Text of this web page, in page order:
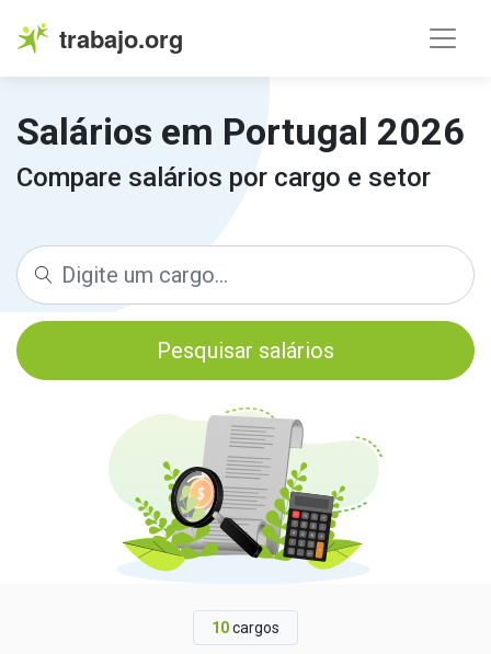
trabajo.org
Salários em Portugal 2026
Compare salários por cargo e setor
Pesquisar salários
10cargos